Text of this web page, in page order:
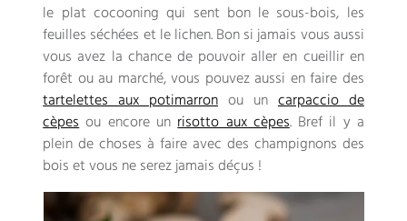
le plat cocooning qui sent bon le sous-bois, les
feuilles séchées et le lichen. Bon si jamais vous aussi
vous avez la chance de pouvoir aller en cueillir en
forêt ou au marché, vous pouvez aussi en faire des
tartelettes aux potimarron ou uncarpaccio de
cèpesou encore unrisotto aux cèpes. Bref il y a
plein de choses à faire avec des champignons des
bois et vous ne serez jamais déçus !